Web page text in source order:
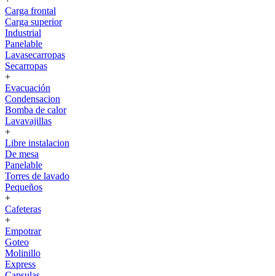
Carga frontal
Carga superior
Industrial
Panelable
Lavasecarropas
Secarropas
+
Evacuación
Condensacion
Bomba de calor
Lavavajillas
+
Libre instalacion
De mesa
Panelable
Torres de lavado
Pequeños
+
Cafeteras
+
Empotrar
Goteo
Molinillo
Express